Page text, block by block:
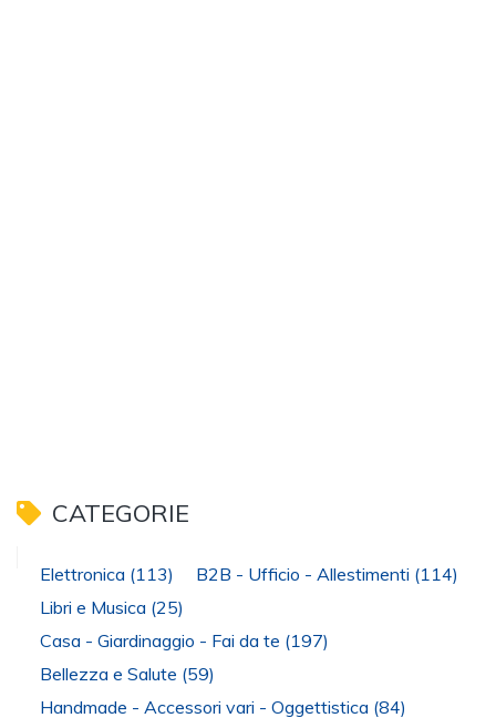
CATEGORIE
Elettronica (113) B2B - Ufficio - Allestimenti (114)
Libri e Musica (25)
Casa - Giardinaggio - Fai da te (197)
Bellezza e Salute (59)
Handmade - Accessori vari - Oggettistica (84)